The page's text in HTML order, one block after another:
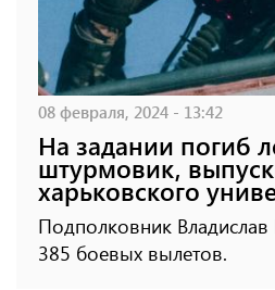
08 февраля, 2024 - 13:42
На задании погиб
штурмовик,
харьковского
Подполковник
385 боевых вылетов.